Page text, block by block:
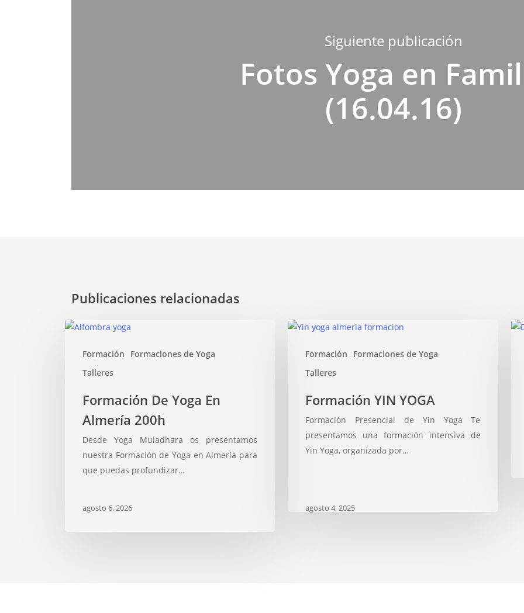
Siguiente publicación
Fotos Yoga en
(16.04.16)
Publicaciones relacionadas
Formación
Formaciones de Yoga
Talleres
Yoga
Almería
200h
Formación De Yoga En
Almería 200h
Desde Yoga Muladhara os presentamos
nuestra Formación de Yoga en Almería para
que puedas profundizar…
agosto 6, 2026
Formación
Formaciones de Yoga
Talleres
YOGA
Formación YIN YOGA
Formación Presencial de Yin Yoga Te
presentamos una formación intensiva de
Yin Yoga, organizada por…
agosto 4, 2025